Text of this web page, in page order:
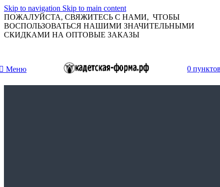
Skip to navigation Skip to main content
ПОЖАЛУЙСТА, СВЯЖИТЕСЬ С НАМИ, ЧТОБЫ
ВОСПОЛЬЗОВАТЬСЯ НАШИМИ ЗНАЧИТЕЛЬНЫМИ
СКИДКАМИ НА ОПТОВЫЕ ЗАКАЗЫ
Меню 0